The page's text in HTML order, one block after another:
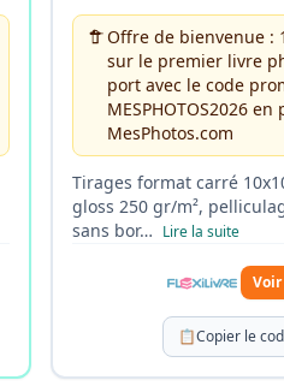
Offre de bienvenue :
sur le premier livre
port avec le code
MESPHOTOS2026
MesPhotos.com
Tirages format carré
gloss 250 gr/m²,
sans bor… Lire la suite
📋Copier le